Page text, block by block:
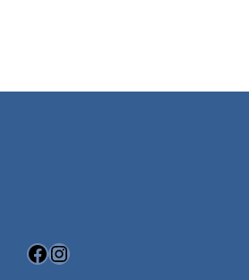
Facebook
Instagram